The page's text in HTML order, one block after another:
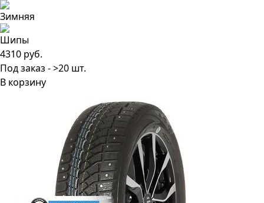
4310 руб.
Под заказ - >20 шт.
В корзину